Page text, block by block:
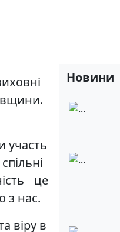
участь
– це
з нас.
віру в
Новини